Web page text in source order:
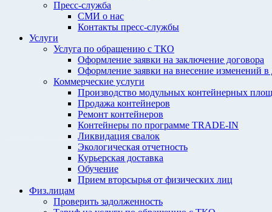
Пресс-служба
СМИ о нас
Контакты пресс-службы
Услуги
Услуга по обращению с ТКО
Оформление заявки на заключение договора
Оформление заявки на внесение изменений в
Коммерческие услуги
Производство модульных контейнерных
Продажа контейнеров
Ремонт контейнеров
Контейнеры по программе TRADE-IN
Ликвидация свалок
Экологическая отчетность
Курьерская доставка
Обучение
Прием вторсырья от физических лиц
Физ.лицам
Проверить задолженность